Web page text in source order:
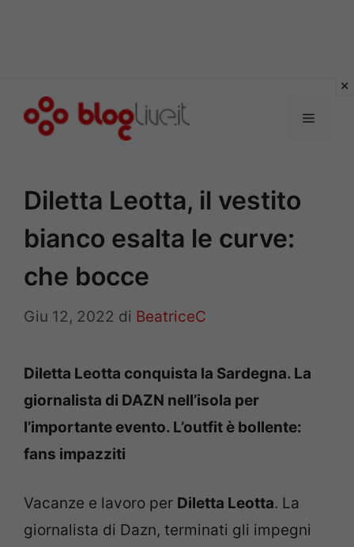
Menu
Diletta Leotta, il vestito
bianco esalta le curve:
che bocce
Giu 12, 2022 di BeatriceC
Diletta Leotta conquista la Sardegna. La
giornalista di DAZN nell’isola per
l’importante evento. L’outfit è bollente:
fans impazziti
Vacanze e lavoro per Diletta Leotta. La
giornalista di Dazn, terminati gli impegni